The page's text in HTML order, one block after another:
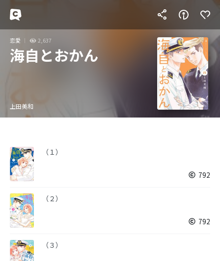
恋愛 2,637
海自とおかん
上田美和
（１）
792
（２）
792
（３）